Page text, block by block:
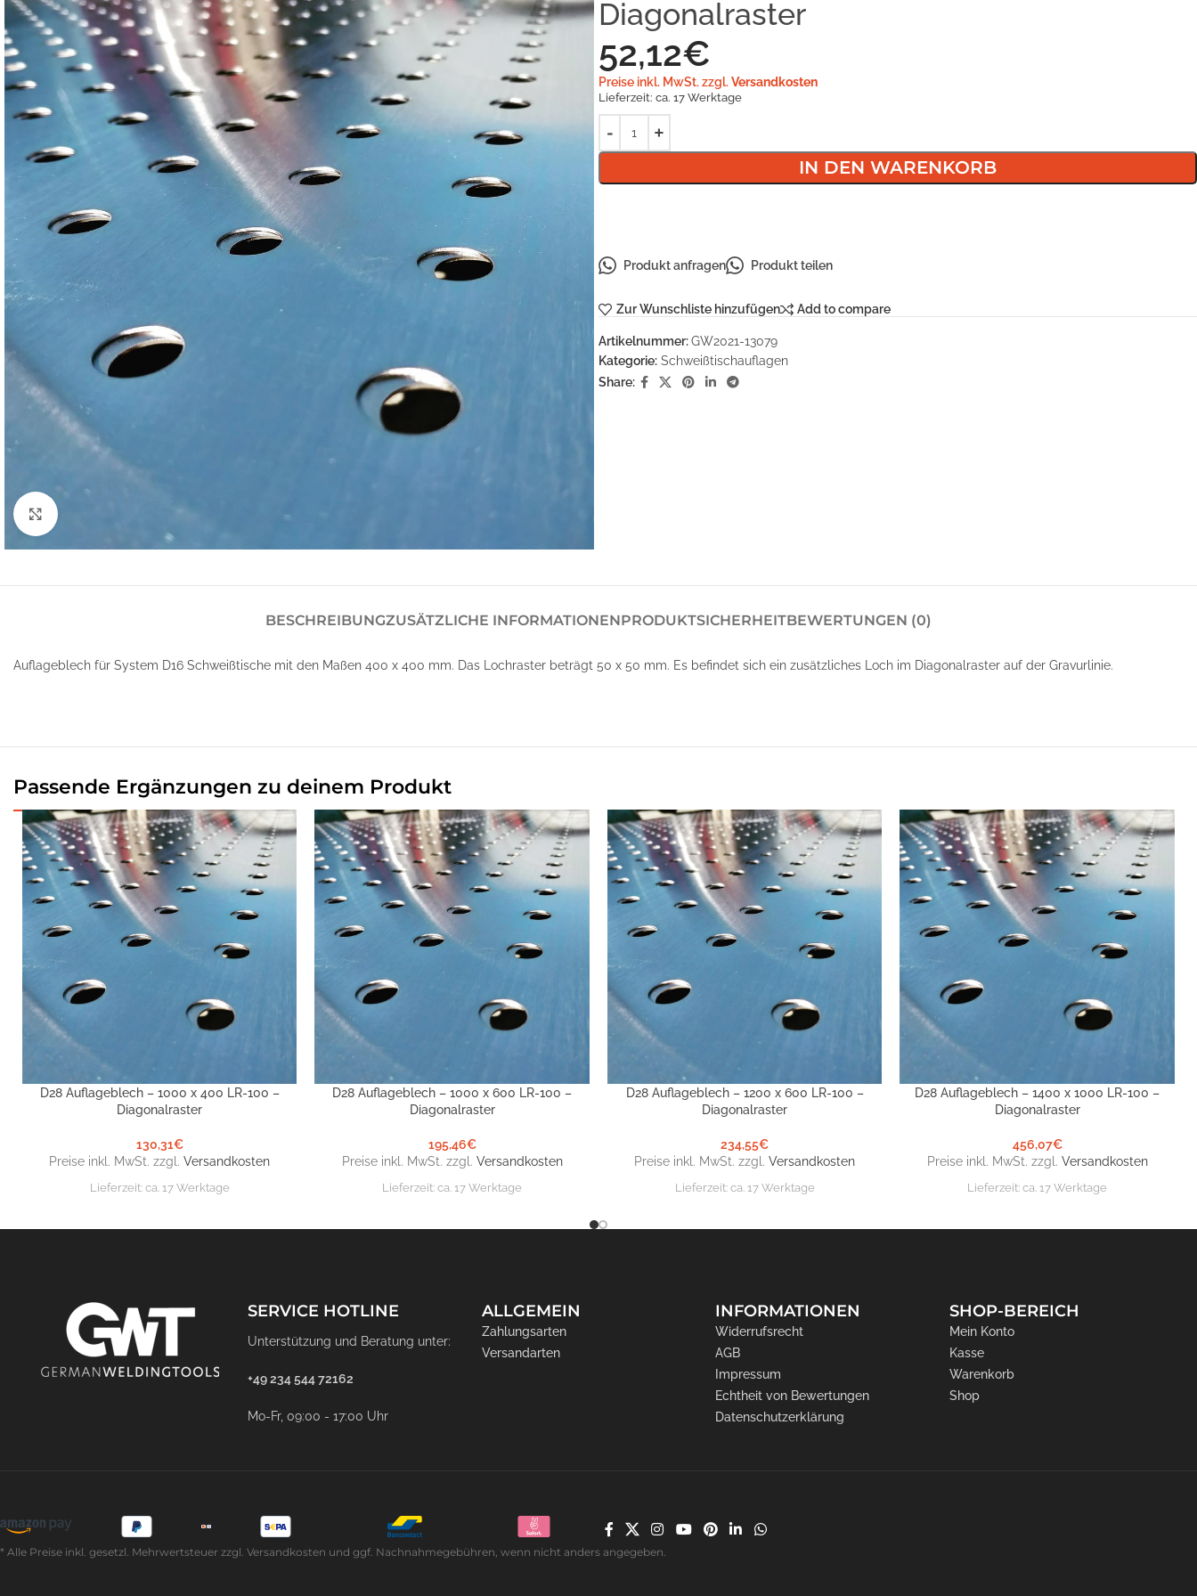
Diagonalraster
52,12€
Preise inkl. MwSt. zzgl. Versandkosten
Lieferzeit: ca. 17 Werktage
IN DEN WARENKORB
Produkt anfragen Produkt teilen
Zur Wunschliste hinzufügen Add to compare
Artikelnummer:GW2021-13079
Kategorie: Schweißtischauflagen
Share:
BESCHREIBUNGZUSÄTZLICHE INFORMATIONENPRODUKTSICHERHEITBEWERTUNGEN (0)
Auflageblech für System D16 Schweißtische mit den Maßen 400 x 400 mm. Das Lochraster beträgt 50 x 50 mm. Es befindet sich ein zusätzliches Loch im Diagonalraster auf der Gravurlinie.
Passende Ergänzungen zu deinem Produkt
IN DEN WARENKORB
D28 Auflageblech – 1000 x 400 LR-100 –
Diagonalraster
130,31€
Preise inkl. MwSt. zzgl.Versandkosten
Lieferzeit: ca. 17 Werktage
IN DEN WARENKORB
D28 Auflageblech – 1000 x 600 LR-100 –
Diagonalraster
195,46€
Preise inkl. MwSt. zzgl. Versandkosten
Lieferzeit:ca. 17 Werktage
IN DEN WARENKORB
D28 Auflageblech – 1200 x 600 LR-100 –
Diagonalraster
234,55€
Preise inkl. MwSt. zzgl.Versandkosten
Lieferzeit: ca. 17 Werktage
IN DEN WARENKORB
D28 Auflageblech – 1400 x 1000 LR-100 –
Diagonalraster
456,07€
Preise inkl. MwSt. zzgl. Versandkosten
Lieferzeit:ca. 17 Werktage
SERVICE HOTLINE
Unterstützung und Beratung unter:
+49 234 544 72162
Mo-Fr, 09:00 - 17:00 Uhr
ALLGEMEIN
Zahlungsarten
Versandarten
INFORMATIONEN
Widerrufsrecht
AGB
Impressum
Echtheit von Bewertungen
Datenschutzerklärung
SHOP-BEREICH
Mein Konto
Kasse
Warenkorb
Shop
* Alle Preise inkl. gesetzl. Mehrwertsteuer zzgl. Versandkosten und ggf. Nachnahmegebühren, wenn nicht anders angegeben.